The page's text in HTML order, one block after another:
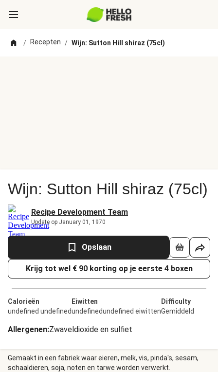
/ Recepten / Wijn: Sutton Hill shiraz (75cl)
Wijn: Sutton Hill shiraz (75cl)
Recipe Development Team
Update op January 01, 1970
Opslaan
Krijg tot wel € 90 korting op je eerste 4 boxen
Calorieën
undefined undefined
Eiwitten
undefinedundefined eiwitten
Difficulty
Gemiddeld
Allergenen:Zwaveldioxide en sulfiet
Gemaakt in een fabriek waar eieren, melk, vis, pinda's, sesam,
schaaldieren, soja, noten en tarwe worden verwerkt.